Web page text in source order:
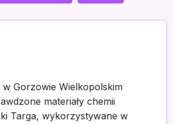
Gorzowie Wielkopolskim
materiały chemii
Targa, wykorzystywane w